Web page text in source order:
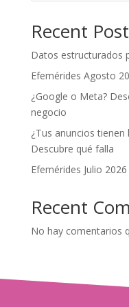
Recent
Datos estructurados
Efemérides Agosto
¿Google o Meta?
negocio
¿Tus anuncios
Descubre qué falla
Efemérides Julio 2026
Recent
No hay comentarios